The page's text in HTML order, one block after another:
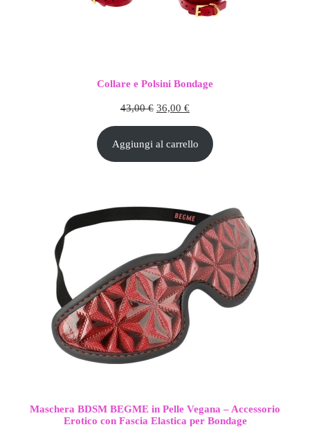
Collare e Polsini Bondage
43,00€ Il
prezzo
originale
era:
36,00 €Il
prezzo
attuale
è:
Aggiungi al carrello
Maschera BDSM BEGME in Pelle Vegana – Accessorio
Erotico con Fascia Elastica per Bondage